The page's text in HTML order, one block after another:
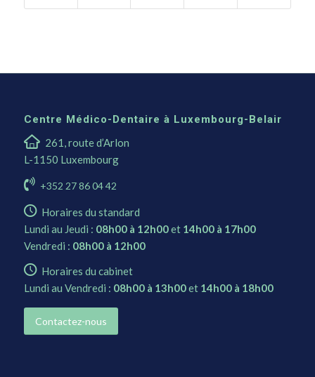
Centre Médico-Dentaire à Luxembourg-Belair
261, route d’Arlon
L-1150 Luxembourg
+352 27 86 04 42
Horaires du standard
Lundi au Jeudi : 08h00 à 12h00et 14h00 à 17h00
Vendredi : 08h00 à 12h00
Horaires du cabinet
Lundi au Vendredi : 08h00 à 13h00et 14h00 à 18h00
Contactez-nous